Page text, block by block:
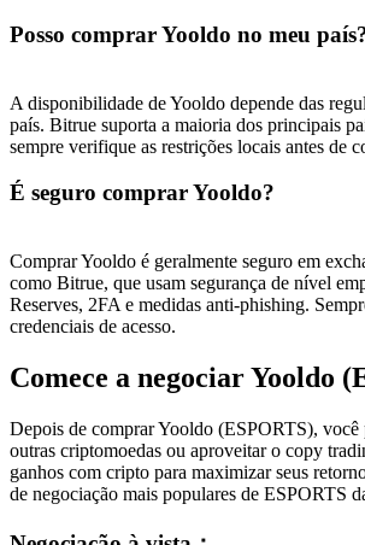
Posso comprar Yooldo no meu
A disponibilidade de Yooldo depende das
país. Bitrue suporta a maioria dos principais
sempre verifique as restrições locais antes de
É seguro comprar Yooldo?
Comprar Yooldo é geralmente seguro em
como Bitrue, que usam segurança de nível
Reserves, 2FA e medidas anti-phishing.
credenciais de acesso.
Comece a negociar Yooldo
Depois de comprar Yooldo (ESPORTS), você
outras criptomoedas ou aproveitar o copy
ganhos com cripto para maximizar seus
de negociação mais populares de ESPORTS